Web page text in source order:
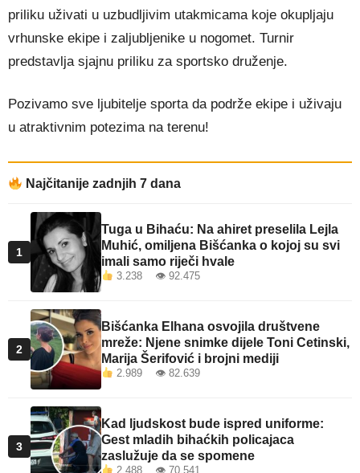
priliku uživati u uzbudljivim utakmicama koje okupljaju
vrhunske ekipe i zaljubljenike u nogomet. Turnir
predstavlja sjajnu priliku za sportsko druženje.
Pozivamo sve ljubitelje sporta da podrže ekipe i uživaju
u atraktivnim potezima na terenu!
Najčitanije zadnjih 7 dana
1
Tuga u Bihaću: Na ahiret preselila Lejla
Muhić, omiljena Bišćanka o kojoj su svi
imali samo riječi hvale
3.238 👁 92.475
2
Bišćanka Elhana osvojila društvene
mreže: Njene snimke dijele Toni Cetinski,
Marija Šerifović i brojni mediji
2.989 👁 82.639
3
Kad ljudskost bude ispred uniforme:
Gest mladih bihaćkih policajaca
zaslužuje da se spomene
2.488 👁 70.541